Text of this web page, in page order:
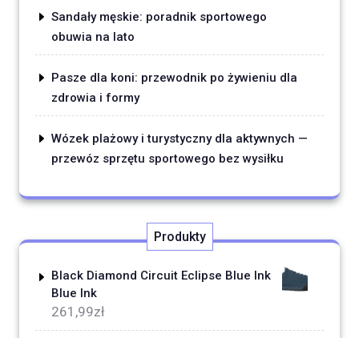
Sandały męskie: poradnik sportowego
obuwia na lato
Pasze dla koni: przewodnik po żywieniu dla
zdrowia i formy
Wózek plażowy i turystyczny dla aktywnych —
przewóz sprzętu sportowego bez wysiłku
Produkty
Black Diamond Circuit Eclipse Blue Ink
Blue Ink
261,99zł